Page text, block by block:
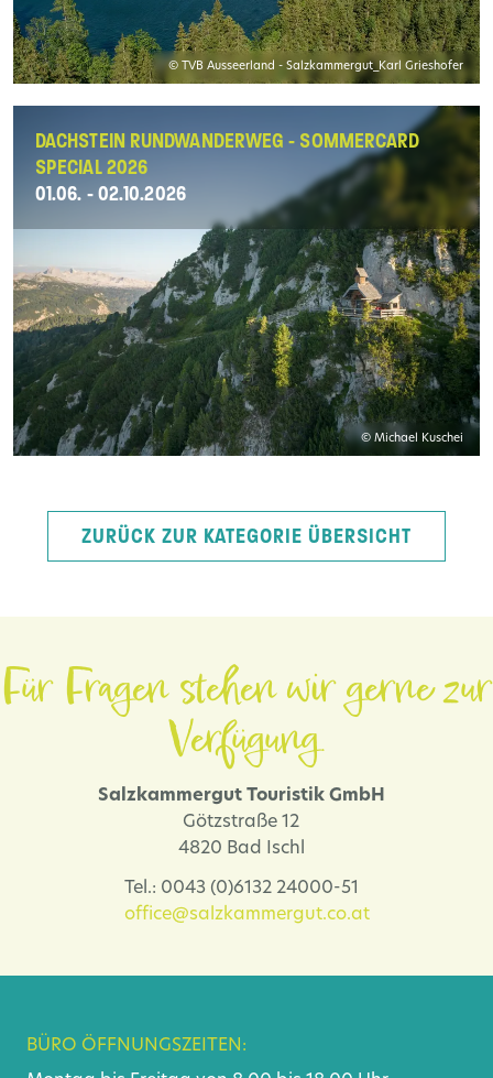
© TVB Ausseerland - Salzkammergut_Karl Grieshofer
DACHSTEIN RUNDWANDERWEG - SOMMERCARD
SPECIAL 2026
01.06. - 02.10.2026
© Michael Kuschei
ZURÜCK ZUR KATEGORIE ÜBERSICHT
Für Fragen stehen wir gerne zur
Verfügung.
Salzkammergut Touristik GmbH
Götzstraße 12
4820 Bad Ischl
Tel.: 0043 (0)6132 24000-51
office@salzkammergut.co.at
BÜRO ÖFFNUNGSZEITEN: